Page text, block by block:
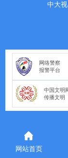
中大
网络警察
报警平台
中国文明
传播文明
网站首页